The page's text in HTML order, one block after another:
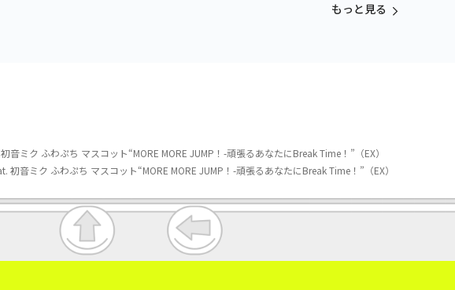
もっと見る
ミク ふわぷち マスコット“MORE MORE JUMP！-頑張るあなたにBreak Time！”（EX）
音ミク ふわぷち マスコット“MORE MORE JUMP！-頑張るあなたにBreak Time！”（EX）